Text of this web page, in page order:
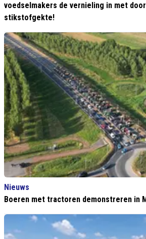
voedselmakers de vernieling in met
stikstofgekte!
Nieuws
Boeren met tractoren demonstreren in